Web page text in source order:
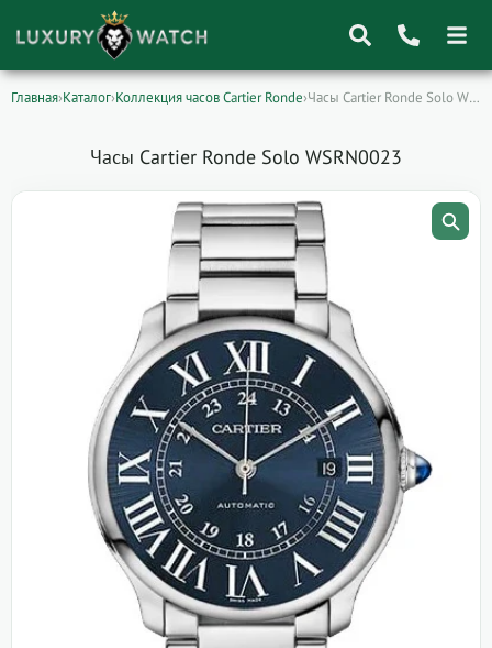
Главная›Каталог›Коллекция часов Cartier Ronde› Часы Cartier Ronde Solo WSRN0023
Часы Cartier Ronde Solo WSRN0023